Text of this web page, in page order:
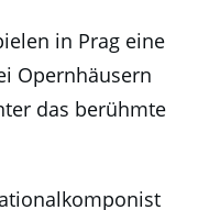
in Prag eine
Opernhäusern
das berühmte